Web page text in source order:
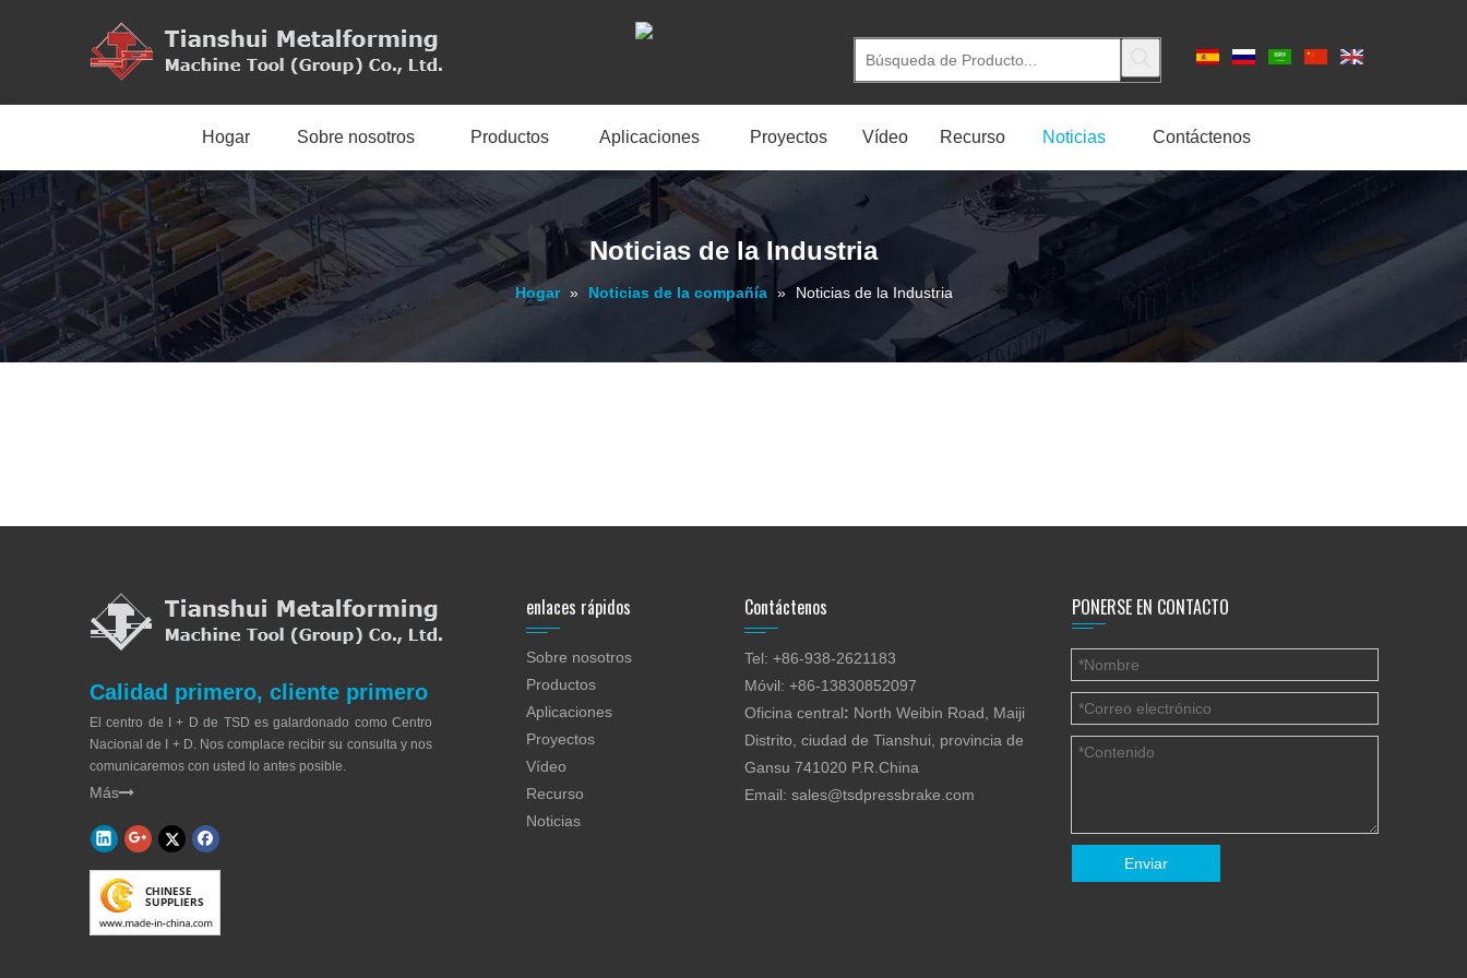
Hogar Sobre nosotros Productos Aplicaciones Proyectos Vídeo Recurso Noticias Contáctenos
Noticias de la Industria
Hogar » Noticias de la compañía » Noticias de la Industria
Calidad primero, cliente primero
El centro de I + D de TSD es galardonado como Centro
Nacional de I + D. Nos complace recibir su consulta y nos
comunicaremos con usted lo antes posible.
Más
enlaces rápidos
Sobre nosotros
Productos
Aplicaciones
Proyectos
Vídeo
Recurso
Noticias
Contáctenos
Tel: +86-938-2621183
Móvil: +86-13830852097
Oficina central: North Weibin Road, Maiji
Distrito, ciudad de Tianshui, provincia de
Gansu 741020 P.R.China
Email: sales@tsdpressbrake.com
PONERSE EN CONTACTO
Enviar